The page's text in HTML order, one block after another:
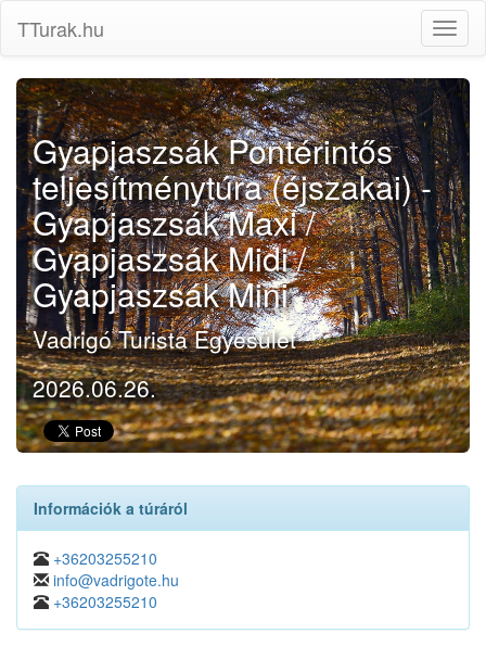
TTurak.hu
Gyapjaszsák Pontérintős
teljesítménytúra (éjszakai) -
Gyapjaszsák Maxi /
Gyapjaszsák Midi /
Gyapjaszsák Mini
Vadrigó Turista Egyesület
2026.06.26.
Információk a túráról
+36203255210
info@vadrigote.hu
+36203255210